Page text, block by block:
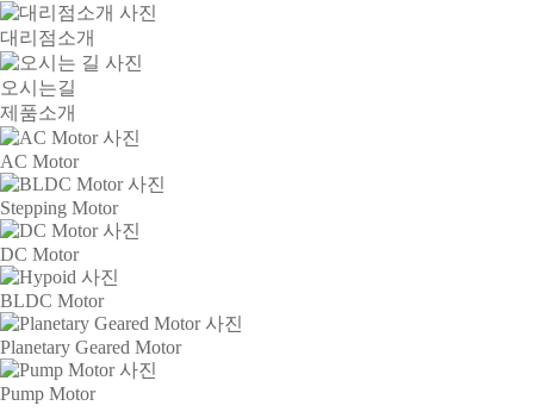
대리점소개
오시는길
제품소개
AC Motor
Stepping Motor
DC Motor
BLDC Motor
Planetary Geared Motor
Pump Motor